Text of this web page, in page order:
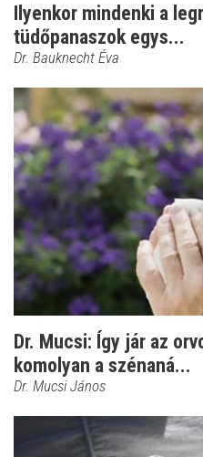
Ilyenkor mindenki a
tüdőpanaszok egys...
Dr. Bauknecht Éva
Dr. Mucsi: Így jár az
komolyan a szénaná...
Dr. Mucsi János